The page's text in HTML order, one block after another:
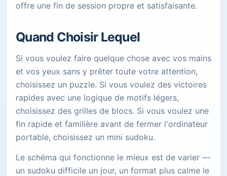
offre une fin de session propre et satisfaisante.
Quand Choisir Lequel
Si vous voulez faire quelque chose avec vos mains
et vos yeux sans y prêter toute votre attention,
choisissez un puzzle. Si vous voulez des victoires
rapides avec une logique de motifs légers,
choisissez des grilles de blocs. Si vous voulez une
fin rapide et familière avant de fermer l'ordinateur
portable, choisissez un mini sudoku.
Le schéma qui fonctionne le mieux est de varier —
un sudoku difficile un jour, un format plus calme le